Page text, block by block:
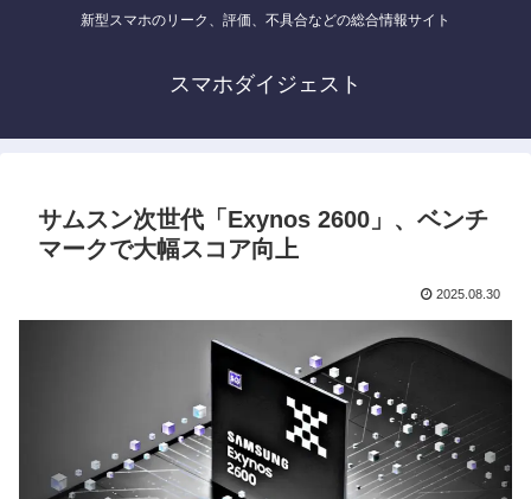
新型スマホのリーク、評価、不具合などの総合情報サイト
スマホダイジェスト
サムスン次世代「Exynos 2600」、ベンチ
マークで大幅スコア向上
2025.08.30